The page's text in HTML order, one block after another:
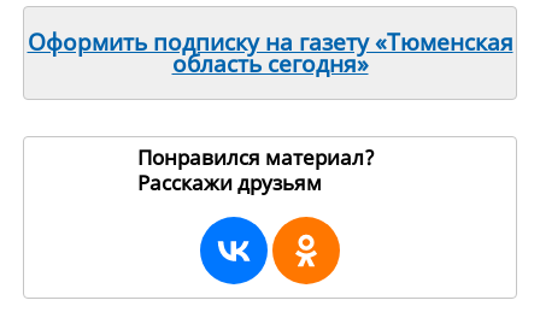
Оформить подписку на газету «Тюменская
область сегодня»
Понравился материал?
Расскажи друзьям